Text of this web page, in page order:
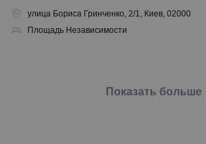
улица Бориса Гринченко, 2/1, Киев, 02000
Площадь Независимости
Показать больше